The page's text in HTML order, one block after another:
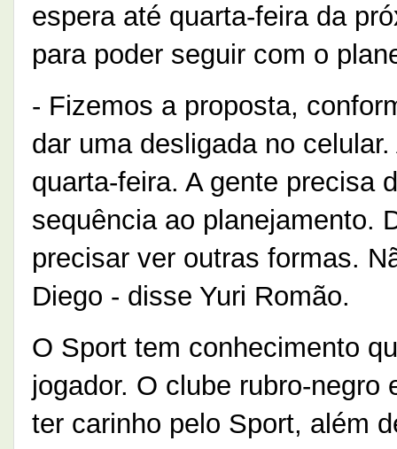
espera até quarta-feira da
para poder seguir com o
- Fizemos a proposta,
dar uma desligada no
quarta-feira. A gente precisa
sequência ao planejamento.
precisar ver outras formas.
Diego - disse Yuri Romão.
O Sport tem conhecimento
jogador. O clube rubro-
ter carinho pelo Sport, além